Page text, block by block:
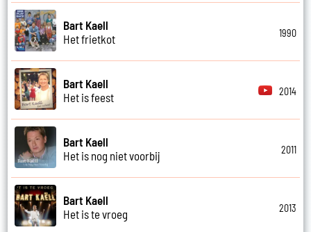
Bart Kaell
Het frietkot
1990
Bart Kaell
Het is feest
2014
Bart Kaell
Het is nog niet voorbij
2011
Bart Kaell
Het is te vroeg
2013